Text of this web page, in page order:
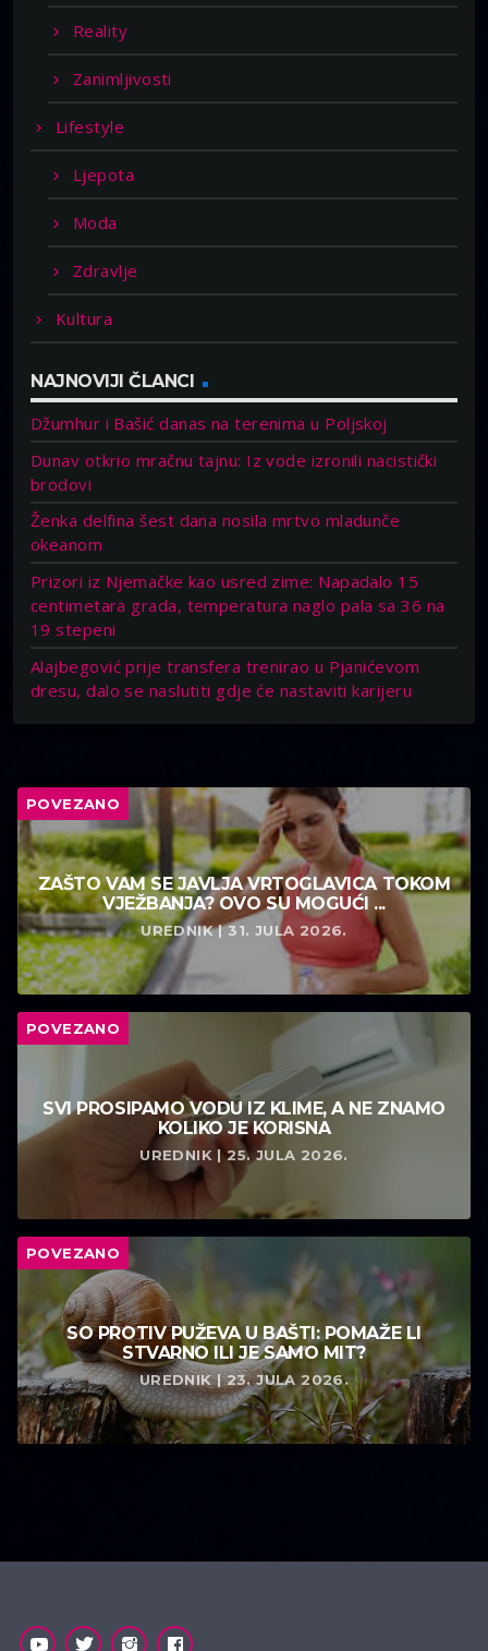
Reality
Zanimljivosti
Lifestyle
Ljepota
Moda
Zdravlje
Kultura
NAJNOVIJI ČLANCI
Džumhur i Bašić danas na terenima u Poljskoj
Dunav otkrio mračnu tajnu: Iz vode izronili nacistički
brodovi
Ženka delfina šest dana nosila mrtvo mladunče
okeanom
Prizori iz Njemačke kao usred zime: Napadalo 15
centimetara grada, temperatura naglo pala sa 36 na
19 stepeni
Alajbegović prije transfera trenirao u Pjanićevom
dresu, dalo se naslutiti gdje će nastaviti karijeru
POVEZANO
ZAŠTO VAM SE JAVLJA VRTOGLAVICA TOKOM
VJEŽBANJA? OVO SU MOGUĆI ...
UREDNIK | 31. JULA 2026.
POVEZANO
SVI PROSIPAMO VODU IZ KLIME, A NE ZNAMO
KOLIKO JE KORISNA
UREDNIK | 25. JULA 2026.
POVEZANO
SO PROTIV PUŽEVA U BAŠTI: POMAŽE LI
STVARNO ILI JE SAMO MIT?
UREDNIK | 23. JULA 2026.